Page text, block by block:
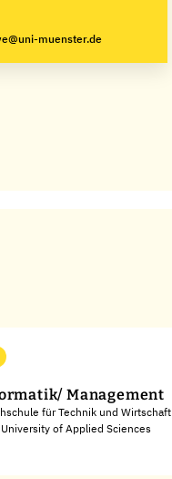
muenster.de
Management
für Technik und Wirtschaft
of Applied Sciences